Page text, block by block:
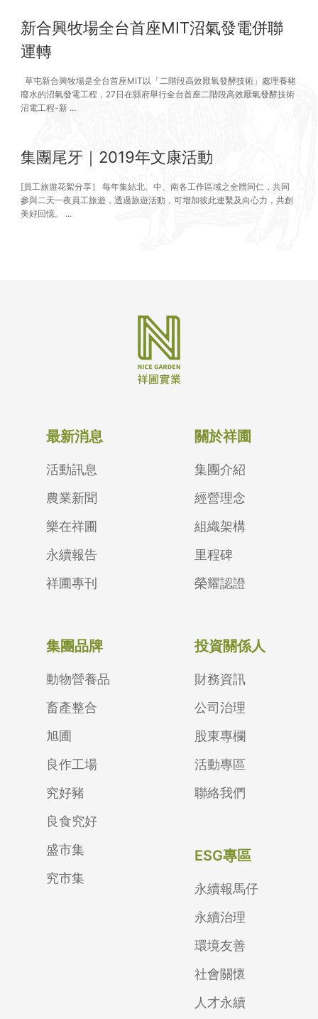
新合興牧場全台首座MIT沼氣發電併聯
運轉
草屯新合興牧場是全台首座MIT以「二階段高效厭氧發酵技術」處理養豬
廢水的沼氣發電工程，27日在縣府舉行全台首座二階段高效厭氣發酵技術
沼電工程-新 ...
集團尾牙｜2019年文康活動
[員工旅遊花絮分享］ 每年集結北、中、南各工作區域之全體同仁，共同
參與二天一夜員工旅遊，透過旅遊活動，可增加彼此連繫及向心力，共創
美好回憶。 ...
最新消息
活動訊息
農業新聞
樂在祥圃
永續報告
祥圃專刊
關於祥圃
集團介紹
經營理念
組織架構
里程碑
榮耀認證
集團品牌
動物營養品
畜產整合
旭圃
良作工場
究好豬
良食究好
盛市集
究市集
投資關係人
財務資訊
公司治理
股東專欄
活動專區
聯絡我們
ESG專區
永續報馬仔
永續治理
環境友善
社會關懷
人才永續